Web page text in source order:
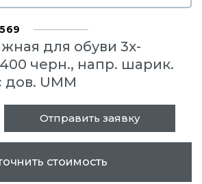
для обуви 3х-
черн., напр. шарик.
UMM
Отправить заявку
стоимость